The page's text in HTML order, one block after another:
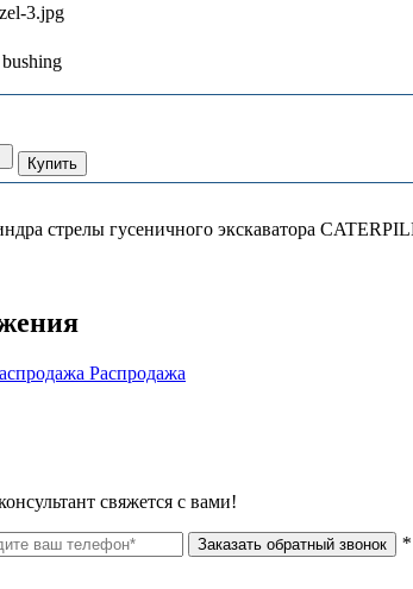
3.jpg
стрелы гусеничного экскаватора
Распродажа
свяжется с вами!
*